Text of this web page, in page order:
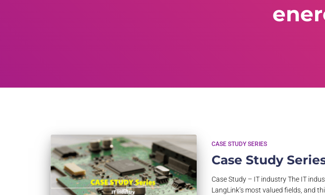
CASE STUDY SERIES
Case Study
Case Study – IT industry The IT
LangLink’s most valued fields, and